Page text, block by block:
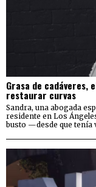
Grasa de
restaurar curvas
Sandra, una abogada
residente en Los
busto —desde que